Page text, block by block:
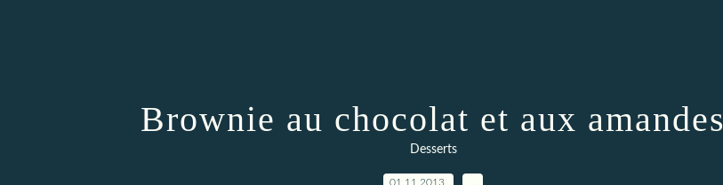
Brownie au chocolat et aux amandes
Desserts
01.11.2013